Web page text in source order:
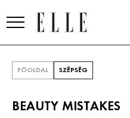
FŐOLDAL SZÉPSÉG
BEAUTY MISTAKES